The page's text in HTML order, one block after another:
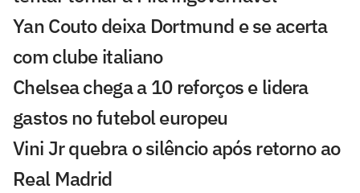
Yan Couto deixa Dortmund e se acerta
com clube italiano
Chelsea chega a 10 reforços e lidera
gastos no futebol europeu
Vini Jr quebra o silêncio após retorno ao
Real Madrid